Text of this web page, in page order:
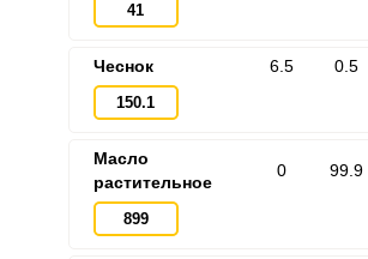
41
Чеснок
150.1
6.5 0.5
Масло
растительное
899
0 99.9